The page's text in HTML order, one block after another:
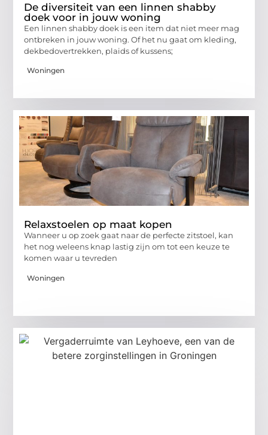
De diversiteit van een linnen shabby
doek voor in jouw woning
Een linnen shabby doek is een item dat niet meer mag
ontbreken in jouw woning. Of het nu gaat om kleding,
dekbedovertrekken, plaids of kussens;
Woningen
Relaxstoelen op maat kopen
Wanneer u op zoek gaat naar de perfecte zitstoel, kan
het nog weleens knap lastig zijn om tot een keuze te
komen waar u tevreden
Woningen